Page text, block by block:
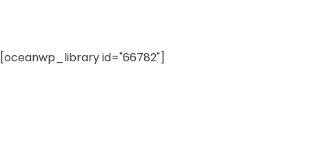
[oceanwp_library id="66782"]